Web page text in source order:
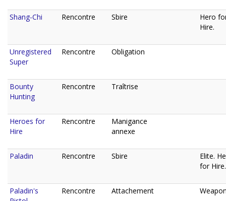
Shang-Chi Rencontre Sbire
Hero
Hire.
Unregistered
Super
Rencontre Obligation
Bounty
Hunting
Rencontre Traîtrise
Heroes for
Hire
Rencontre
Manigance
annexe
Paladin Rencontre Sbire
Elite.
for Hire.
Paladin's
Rencontre Attachement